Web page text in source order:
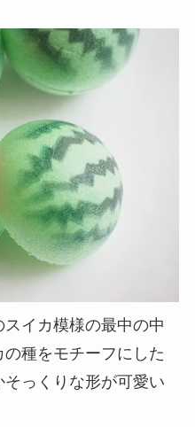
イカ模様の最中の中
種をモチーフにした
っくりな形が可愛い